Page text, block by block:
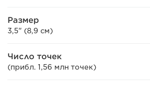
Размер
3,5" (8,9 см)
Число точек
(прибл. 1,56 млн точек)